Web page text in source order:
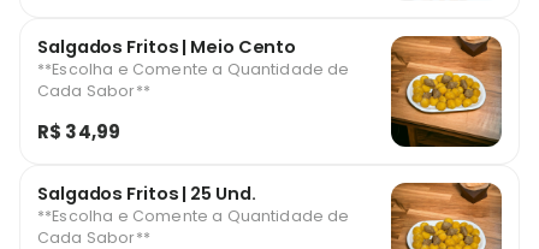
Salgados Fritos | Meio Cento
**Escolha e Comente a Quantidade de
Cada Sabor**
R$ 34,99
Salgados Fritos | 25 Und.
**Escolha e Comente a Quantidade de
Cada Sabor**